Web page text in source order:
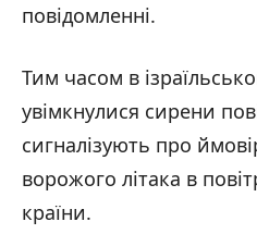
повідомленні.
Тим часом в
увімкнулися сирени
сигналізують про
ворожого літака в
країни.